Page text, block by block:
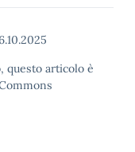
questo articolo è